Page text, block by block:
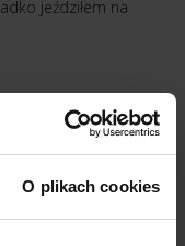
O plikach cookies
jeździłem na